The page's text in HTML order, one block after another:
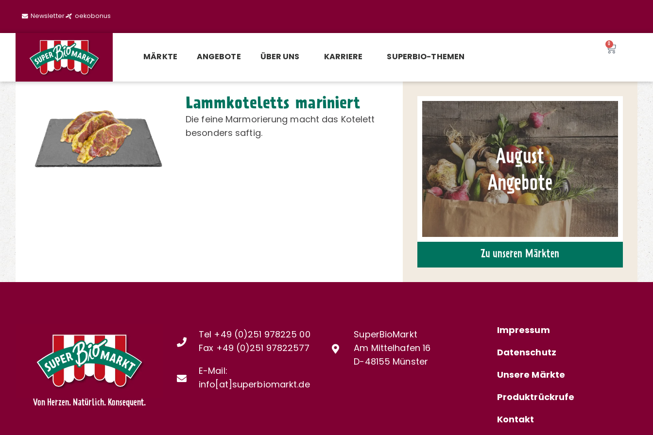
Newsletter oekobonus
MÄRKTE ANGEBOTE ÜBER UNS KARRIERE SUPERBIO-THEMEN
0
Lammkoteletts mariniert
Die feine Marmorierung macht das Kotelett
besonders saftig.
August
Angebote
Zu unseren Märkten
Von Herzen. Natürlich. Konsequent.
Tel +49 (0)251 978225 00
Fax +49 (0)251 97822577
E-Mail:
info[at]superbiomarkt.de
SuperBioMarkt
Am Mittelhafen 16
D-48155 Münster
Impressum
Datenschutz
Unsere Märkte
Produktrückrufe
Kontakt